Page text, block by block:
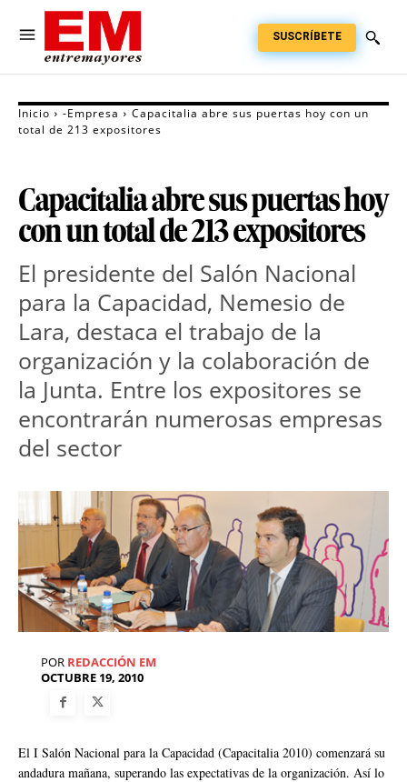
SUSCRÍBETE
Inicio -Empresa
Capacitalia abre sus puertas hoy con un
total de 213 expositores
Capacitalia abre sus puertas hoy
con un total de 213 expositores
El presidente del Salón Nacional
para la Capacidad, Nemesio de
Lara, destaca el trabajo de la
organización y la colaboración de
la Junta. Entre los expositores se
encontrarán numerosas empresas
del sector
POR REDACCIÓN EM
OCTUBRE 19, 2010
El I Salón Nacional para la Capacidad (Capacitalia 2010) comenzará su
andadura mañana, superando las expectativas de la organización. Así lo